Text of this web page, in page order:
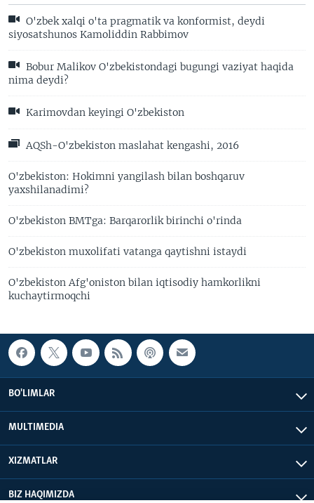
O'zbek xalqi o'ta pragmatik va konformist, deydi
siyosatshunos Kamoliddin Rabbimov
Bobur Malikov O'zbekistondagi bugungi vaziyat haqida
nima deydi?
Karimovdan keyingi O'zbekiston
AQSh-O'zbekiston maslahat kengashi, 2016
O'zbekiston: Hokimni yangilash bilan boshqaruv
yaxshilanadimi?
O'zbekiston BMTga: Barqarorlik birinchi o'rinda
O'zbekiston muxolifati vatanga qaytishni istaydi
O'zbekiston Afg'oniston bilan iqtisodiy hamkorlikni
kuchaytirmoqchi
BO'LIMLAR
MULTIMEDIA
XIZMATLAR
BIZ HAQIMIZDA